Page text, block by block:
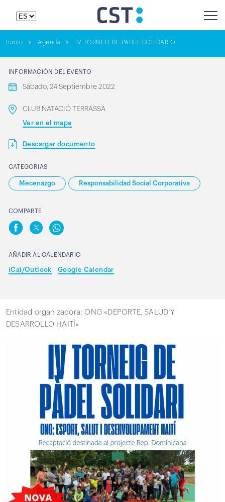
Inicio Agenda IV TORNEO DE PADEL SOLIDARIO
INFORMACIÓN DEL EVENTO
Sábado, 24 Septiembre 2022
CLUB NATACIÓ TERRASSA
Ver en el mapa
Descargar documento
CATEGORIAS
Mecenazgo Responsabilidad Social Corporativa
COMPARTE
AÑADIR AL CALENDARIO
iCal/Outlook Google Calendar
Entidad organizadora: ONG «DEPORTE, SALUD Y
DESARROLLO HAITÍ»